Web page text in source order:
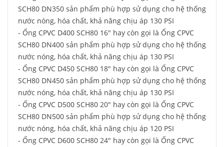
SCH80 DN350 sản phẩm phù hợp sử dụng cho hệ thống
nước nóng, hóa chất, khả năng chịu áp 130 PSI
- Ống CPVC D400 SCH80 16" hay còn gọi là Ống CPVC
SCH80 DN400 sản phẩm phù hợp sử dụng cho hệ thống
nước nóng, hóa chất, khả năng chịu áp 130 PSI
- Ống CPVC D450 SCH80 18" hay còn gọi là Ống CPVC
SCH80 DN450 sản phẩm phù hợp sử dụng cho hệ thống
nước nóng, hóa chất, khả năng chịu áp 130 PSI
- Ống CPVC D500 SCH80 20" hay còn gọi là Ống CPVC
SCH80 DN500 sản phẩm phù hợp sử dụng cho hệ thống
nước nóng, hóa chất, khả năng chịu áp 120 PSI
- Ống CPVC D600 SCH80 24" hay còn gọi là Ống CPVC